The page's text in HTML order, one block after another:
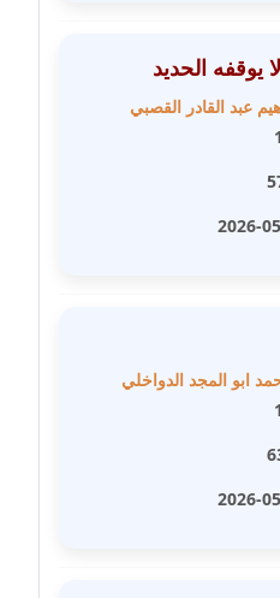
يوقفه الحديد
عبد القادر القصبي
ابو المجد الدواخلي